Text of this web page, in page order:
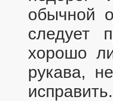
обычной
следует
хорошо
рукава,
исправить.